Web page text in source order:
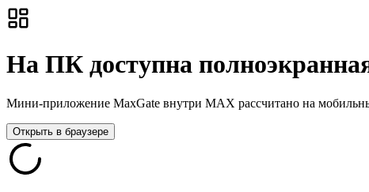
На ПК доступна
Мини-приложение MaxGate внутри MAX рассчитано на
Открыть в браузере